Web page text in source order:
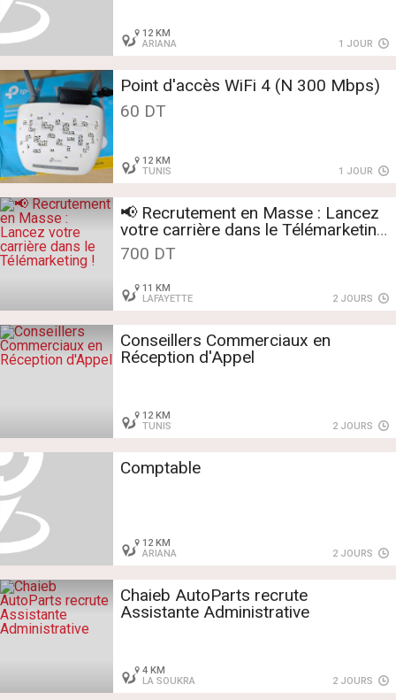
12 KM
ARIANA
1 JOUR
Point d'accès WiFi 4 (N 300 Mbps)
60 DT
12 KM
TUNIS
1 JOUR
📢 Recrutement en Masse : Lancez
votre carrière dans le Télémarketing
!700 DT
11 KM
LAFAYETTE
2 JOURS
Conseillers Commerciaux en
Réception d'Appel
12 KM
TUNIS
2 JOURS
Comptable
12 KM
ARIANA
2 JOURS
Chaieb AutoParts recrute
Assistante Administrative
4 KM
LA SOUKRA
2 JOURS